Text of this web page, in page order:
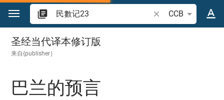
跳转到内容
搜索圣经经文或单词
CCB
民數记 23
圣经当代译本修订版
来自{publisher｝
巴兰的预言